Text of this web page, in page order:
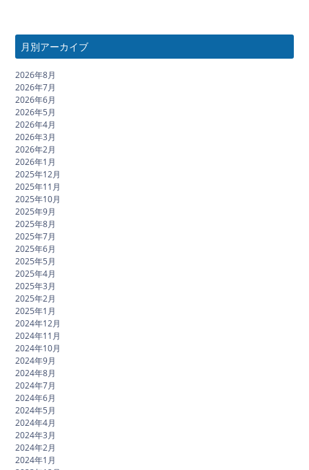
月別アーカイブ
2026年8月
2026年7月
2026年6月
2026年5月
2026年4月
2026年3月
2026年2月
2026年1月
2025年12月
2025年11月
2025年10月
2025年9月
2025年8月
2025年7月
2025年6月
2025年5月
2025年4月
2025年3月
2025年2月
2025年1月
2024年12月
2024年11月
2024年10月
2024年9月
2024年8月
2024年7月
2024年6月
2024年5月
2024年4月
2024年3月
2024年2月
2024年1月